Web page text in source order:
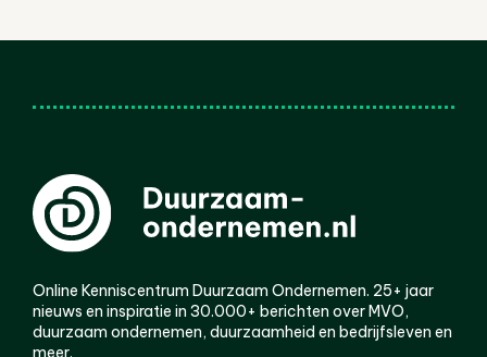
Online Kenniscentrum Duurzaam Ondernemen. 25+ jaar
nieuws en inspiratie in 30.000+ berichten over MVO,
duurzaam ondernemen, duurzaamheid en bedrijfsleven en
meer.